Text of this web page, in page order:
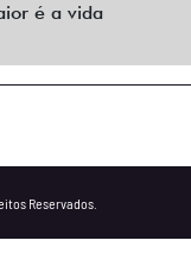
é a vida
Reservados.